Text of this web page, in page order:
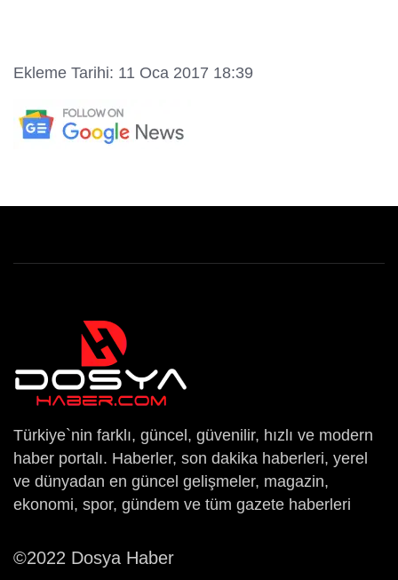
Ekleme Tarihi: 11 Oca 2017 18:39
Türkiye`nin farklı, güncel, güvenilir, hızlı ve modern
haber portalı. Haberler, son dakika haberleri, yerel
ve dünyadan en güncel gelişmeler, magazin,
ekonomi, spor, gündem ve tüm gazete haberleri
©2022 Dosya Haber